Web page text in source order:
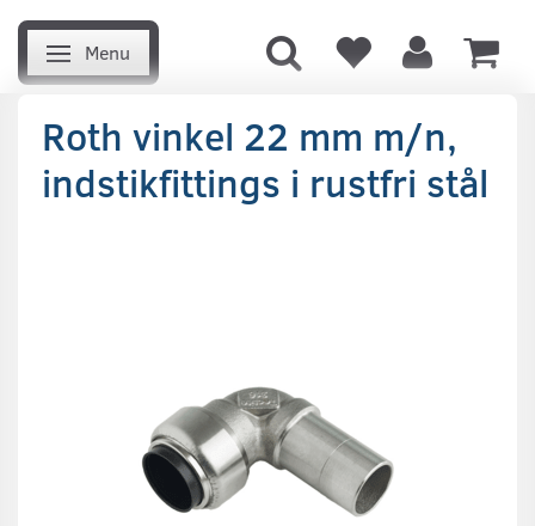
Skifte navigation
Menu
Roth vinkel 22 mm m/n,
indstikfittings i rustfri stål